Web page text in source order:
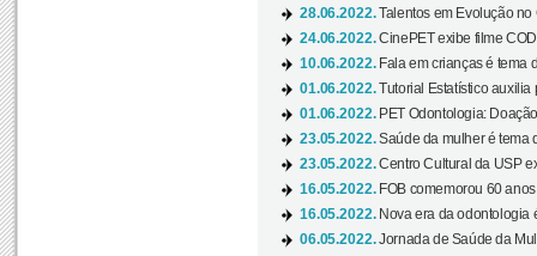
28.06.2022.Talentos em Evolução no
24.06.2022.CinePET exibe filme
10.06.2022. Fala em crianças é tema
01.06.2022.Tutorial Estatístico auxilia
01.06.2022. PET Odontologia:
23.05.2022.Saúde da mulher é tema
23.05.2022.Centro Cultural da USP
16.05.2022. FOB comemorou 60
16.05.2022. Nova era da odontologia
06.05.2022.Jornada de Saúde da